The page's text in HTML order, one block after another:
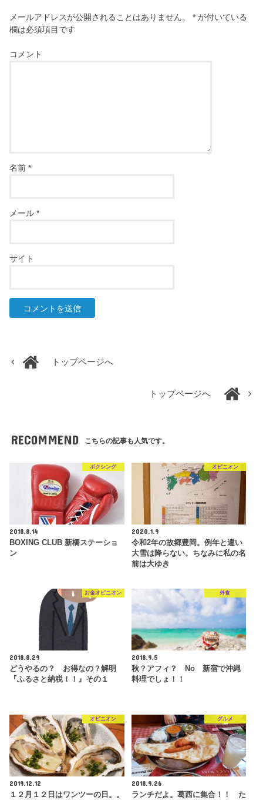
メールアドレスが公開されることはありません。 * が付いている
欄は必須項目です
コメント
名前*
メール*
サイト
トップページへ
トップページへ
RECOMMEND こちらの記事も人気です。
ボクシング
2018.8.14
BOXING CLUB 新橋ステーショ
ン
オピニオン
2020.1.9
令和2年の故郷豊岡。例年と違い
大雪は降らない。ちなみに私の名
前は大ゆき
お金オピニオン
2018.8.29
どうやるの？ お得なの？解明
『ふるさと納税！！』その１
外食
2018.9.5
秋？アフィ？ No 新宿で沖縄
料理でしょ！！
オピニオン
2019.12.12
１２月１２日はワンツーの日。。
グルメ
2018.9.26
ランチだよ。葛西に集合！！ た